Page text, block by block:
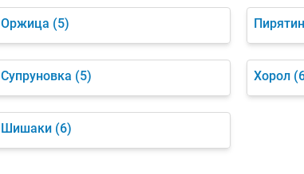
Оржица (5) Пирятин
Супруновка (5) Хорол
Шишаки (6)